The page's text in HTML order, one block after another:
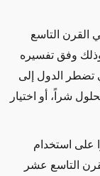
القرن التاسع
وفق تفسيره
تضطر الدول إلى
شراً، أو اختيار
على استخدام
التاسع عشر